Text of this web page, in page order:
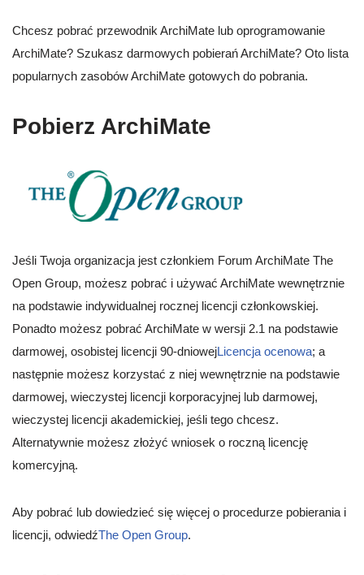
Chcesz pobrać przewodnik ArchiMate lub oprogramowanie
ArchiMate? Szukasz darmowych pobierań ArchiMate? Oto lista
popularnych zasobów ArchiMate gotowych do pobrania.
Pobierz ArchiMate
Jeśli Twoja organizacja jest członkiem Forum ArchiMate The
Open Group, możesz pobrać i używać ArchiMate wewnętrznie
na podstawie indywidualnej rocznej licencji członkowskiej.
Ponadto możesz pobrać ArchiMate w wersji 2.1 na podstawie
darmowej, osobistej licencji 90-dniowejLicencja ocenowa; a
następnie możesz korzystać z niej wewnętrznie na podstawie
darmowej, wieczystej licencji korporacyjnej lub darmowej,
wieczystej licencji akademickiej, jeśli tego chcesz.
Alternatywnie możesz złożyć wniosek o roczną licencję
komercyjną.
Aby pobrać lub dowiedzieć się więcej o procedurze pobierania i
licencji, odwiedźThe Open Group.